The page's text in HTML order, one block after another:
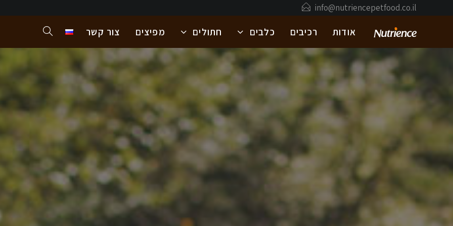
info@nutriencepetfood.co.il
אודות רכיבים כלבים חתולים מפיצים צור קשר